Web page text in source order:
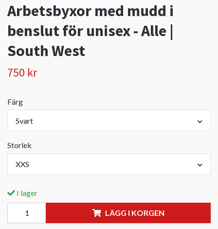
Arbetsbyxor med mudd i
benslut för unisex - Alle |
South West
750 kr
Färg
Svart
Storlek
XXS
I lager
LÄGG I KORGEN